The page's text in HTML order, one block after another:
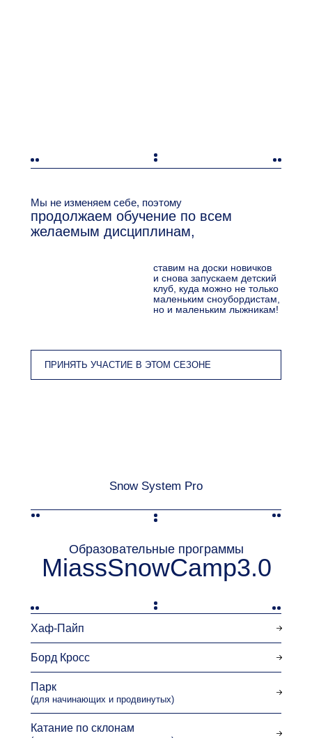
ПРИНЯТЬ УЧАСТИЕ В ЭТОМ СЕЗОНЕ
продолжаем обучение по всем
желаемым дисциплинам,
Мы не изменяем себе, поэтому
ставим на доски новичков
и снова запускаем детский
клуб, куда можно не только
маленьким сноубордистам,
но и маленьким лыжникам!
Snow System Pro
MiassSnowCamp3.0
Образовательные программы
Хаф-Пайп
Борд Кросс
Парк
(для начинающих и продвинутых)
Катание по склонам